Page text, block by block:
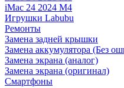
iMac 24 2024 M4
Игрушки Labubu
Ремонты
Замена задней крышки
Замена аккумулятора (Без
Замена экрана (аналог)
Замена экрана (оригинал)
Смартфоны